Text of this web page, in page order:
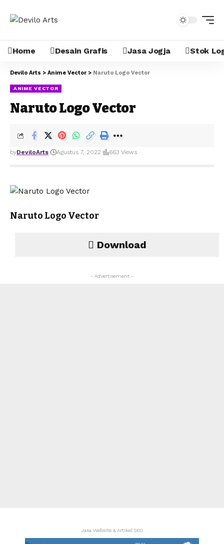
Home Desain Grafis Jasa Jogja Stok
Devilo Arts > Anime Vector > Naruto Logo Vector
ANIME VECTOR
Naruto Logo Vector
byDeviloArts Agustus 7, 2022 663 Views
Naruto Logo Vector
Download
- Advertisement -
Jasa Website & Artikel SEO